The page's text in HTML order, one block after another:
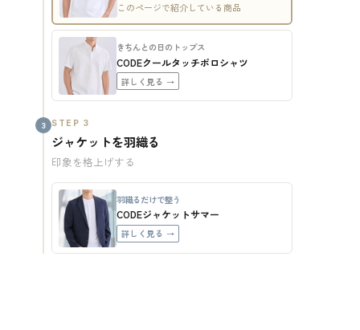
このページで紹介している商品
きちんとの日のトップス
CODEクールタッチポロシャツ
詳しく見る →
3 STEP 3
ジャケットを羽織る
印象を格上げする
羽織るだけで整う
CODEジャケットサマー
詳しく見る →